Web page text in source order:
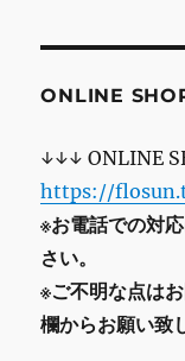
ONLINE
↓↓↓ ONLINE
https://
※お電話での対
さい。
※ご不明な点は
欄からお願い致